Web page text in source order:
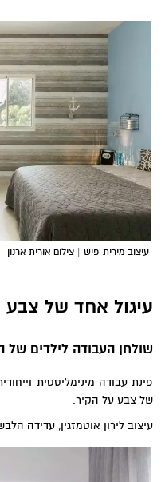
עיצוב מירית פיש | צילום אורית ארנון
עיגול אחד של צבע
שולחן העבודה לילדים של
פינת עבודה מינימליסטית
של צבע על הקיר.
עיצוב לירון אוטמזגין, עדידה